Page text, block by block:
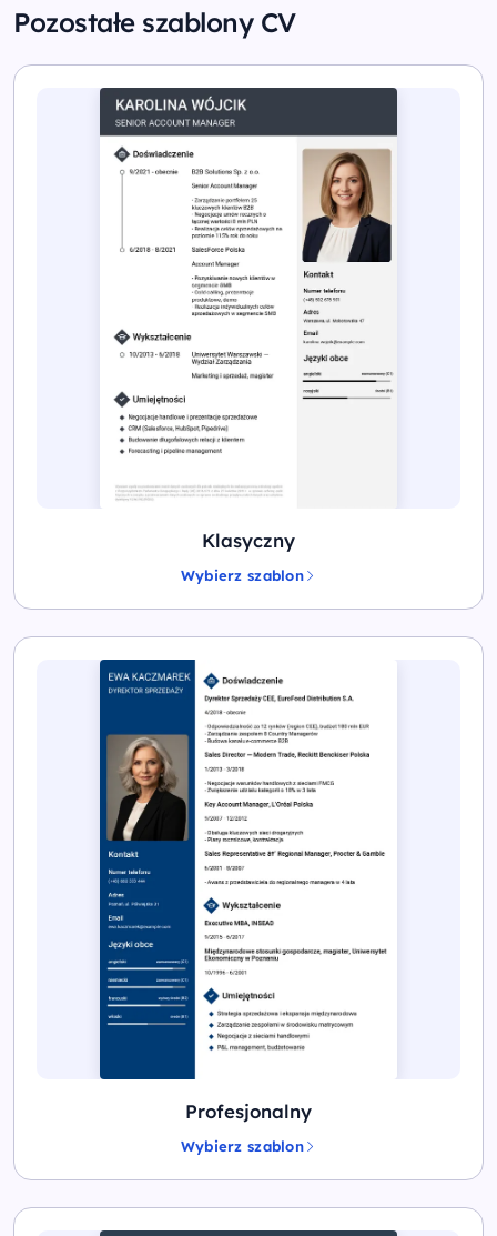
Pozostałe szablony CV
Klasyczny
Wybierz szablon
Profesjonalny
Wybierz szablon